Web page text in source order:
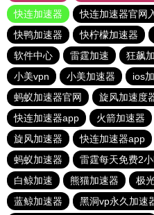
快连加速器
快连加速器官网
快鸭加速器
快柠檬加速器
软件中心
雷霆加速 狂飙
小美vpn
小美加速器 ios
蚂蚁加速器官网
旋风加速度
快连加速器app
火箭加速器
旋风加速器
快连加速器app
蚂蚁加速器
雷霆每天免费2
白鲸加速
熊猫加速器 极
蓝鲸加速器
黑洞vp永久加速